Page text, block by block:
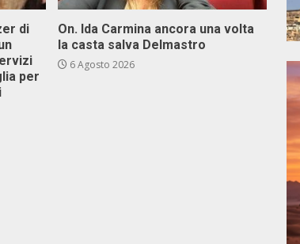
di
per
On. Ida Carmina ancora una volta
la casta salva Delmastro
6 Agosto 2026